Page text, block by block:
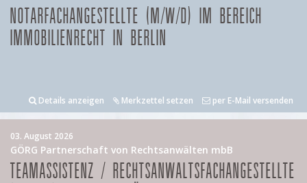
NOTARFACHANGESTELLTE (M/W/D) IM BEREICH
IMMOBILIENRECHT IN BERLIN
Details anzeigen Merkzettel setzen per E-Mail versenden
03. August 2026
GÖRG Partnerschaft von Rechtsanwälten mbB
TEAMASSISTENZ / RECHTSANWALTSFACHANGESTELLTE